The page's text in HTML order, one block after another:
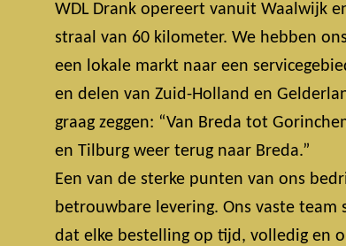
WDL Drank opereert vanuit Waalwijk
straal van 60 kilometer. We hebben
een lokale markt naar een
en delen van Zuid-Holland en
graag zeggen: “Van Breda tot
en Tilburg weer terug naar Breda.”
Een van de sterke punten van ons
betrouwbare levering. Ons vaste
dat elke bestelling op tijd, volledig en